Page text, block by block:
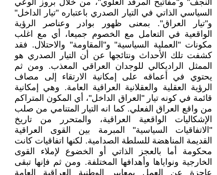
النجف" و"مفاتيح المرقد العلوي"، من خلال بروز الوعي
السياسي الذاتي في التيار الصدري باعتباره "تيار الداخل"
و"تيار العراق". بمعنى ظهور بوادر وعناصر الرؤية
الواقعية في التعامل مع الخصوم جميعا، أي مع اغلب
مكونات "العملية السياسية" و"المقاومة" والاحتلال. فقد
كشفت تلك الأحداث ونتائجها عن أن التيار الصدري هو
الممثل الراديكالي للوجدان العراقي المعذب. ومن ثم
يحتوي في أعماقه على إمكانية الارتقاء إلى مصاف
الرؤية العقلية والعقلانية العراقية العامة. وهي إمكانية
قائمة في كونه تيار "العراق الداخل"، أي المكون المتراكم
من واقع العراق الفعلي. كما انه التيار المتنامي من صلب
الإشكاليات الواقعية العراقية، والمتحرر من تاريخ
"الاتفاقيات السياسية" المبرمة بين القوى العراقية
القديمة المناهضة للسلطة الصدامية. لكنها اتفاقيات كانت
محكومة أما بالعجز الذاتي أو الخضوع لإملاء القوى
الخارجية ونواياها وأهدافها المختلفة. ومن ثم فإنها تبقى
عاجزة عن العمل بمعايير الوطنية العراقية العامة